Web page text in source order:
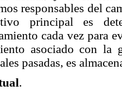
responsables del
principal es
cada vez para
asociado con la
pasadas, es
.